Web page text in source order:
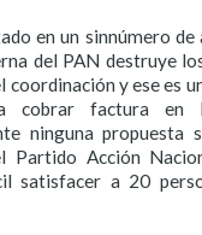
en un sinnúmero de
del PAN destruye
coordinación y ese es
cobrar factura en
ninguna propuesta
Partido Acción
satisfacer a 20